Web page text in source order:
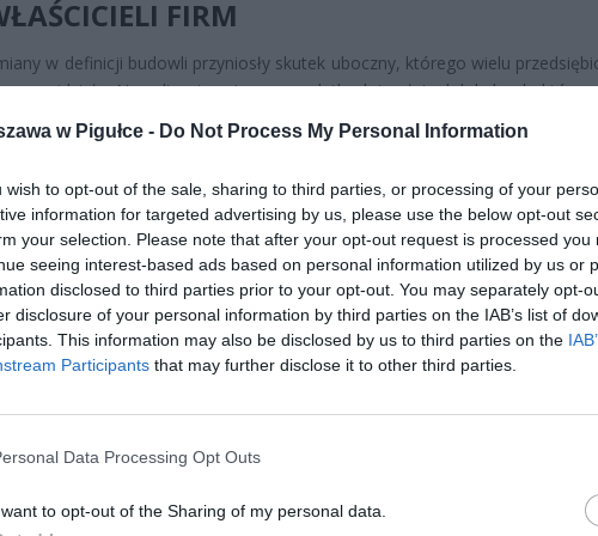
w Pigułce - Do Not Process My Personal Information
wish to opt-out of the sale, sharing to third parties, or processing of your
information for targeted advertising by us, please use the below opt-out
your selection. Please note that after your opt-out request is processed you
seeing interest-based ads based on personal information utilized by us or
disclosed to third parties prior to your opt-out. You may separately opt-
disclosure of your personal information by third parties on the IAB’s list of
This information may also be disclosed by us to third parties on the
Participants that may further disclose it to other third parties.
Data Processing Opt Outs
to opt-out of the Sharing of my personal data.
FIRM
w definicji budowli przyniosły skutek uboczny, którego wielu
przewidziało. Nowelizacja ustawy o podatkach i opłatach lokalnych, która
skutkiem od nowego roku, rozszerzyła katalog obiektów
Kamery nie znalazły się tam wprost, ale diabeł tkwi w